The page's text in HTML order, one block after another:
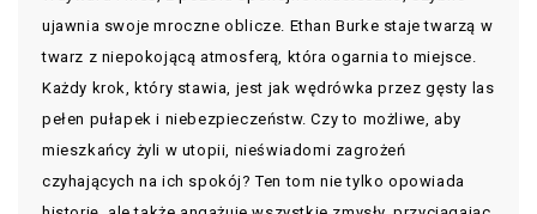
ujawnia swoje mroczne oblicze. Ethan Burke staje twarzą w
twarz z niepokojącą atmosferą, która ogarnia to miejsce.
Każdy krok, który stawia, jest jak wędrówka przez gęsty las
pełen pułapek i niebezpieczeństw. Czy to możliwe, aby
mieszkańcy żyli w utopii, nieświadomi zagrożeń
czyhających na ich spokój? Ten tom nie tylko opowiada